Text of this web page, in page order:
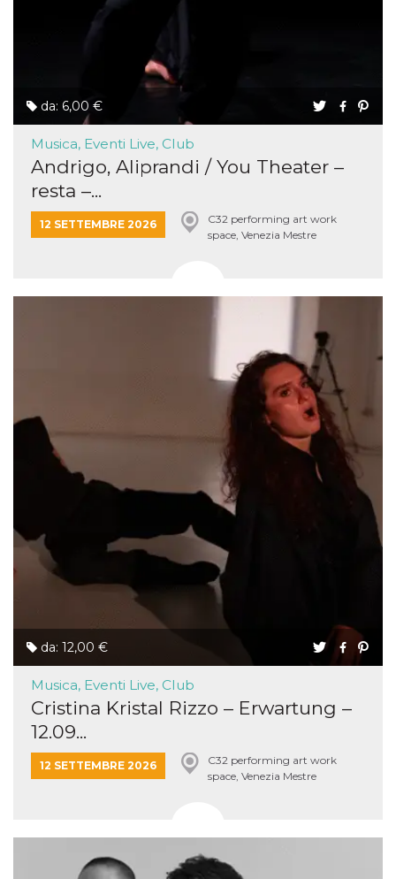
da: 6,00 €
Musica, Eventi Live, Club
Andrigo, Aliprandi / You Theater –
resta –...
12 SETTEMBRE 2026
C32 performing art work
space, Venezia Mestre
da: 12,00 €
Musica, Eventi Live, Club
Cristina Kristal Rizzo – Erwartung –
12.09...
12 SETTEMBRE 2026
C32 performing art work
space, Venezia Mestre